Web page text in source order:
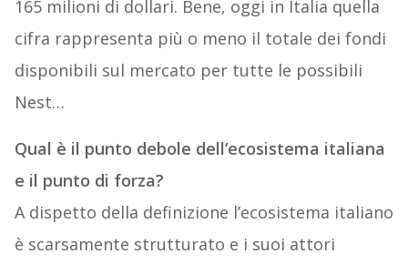
165 milioni di dollari. Bene, oggi in Italia quella
cifra rappresenta più o meno il totale dei fondi
disponibili sul mercato per tutte le possibili
Nest…
Qual è il punto debole dell’ecosistema italiana
e il punto di forza?
A dispetto della definizione l’ecosistema italiano
è scarsamente strutturato e i suoi attori